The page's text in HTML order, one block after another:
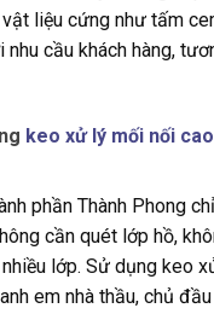
liệu cứng như tấm
nhu cầu khách hàng,
keo xử lý mối nối
phần Thành Phong
cần quét lớp hồ,
lớp. Sử dụng keo
em nhà thầu, chủ